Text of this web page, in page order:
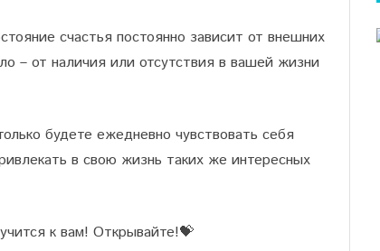
счастья постоянно зависит от внешних
– от наличия или отсутствия в вашей жизни
будете ежедневно чувствовать себя
в свою жизнь таких же интересных
к вам! Открывайте!💝